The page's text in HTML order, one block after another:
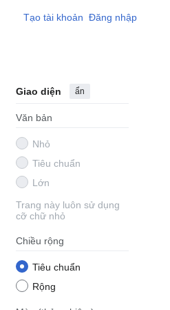
Tạo tài khoản Đăng nhập
Giao diện ẩn
Văn bản
Nhỏ
Tiêu chuẩn
Lớn
Trang này luôn sử dụng
cỡ chữ nhỏ
Chiều rộng
Tiêu chuẩn
Rộng